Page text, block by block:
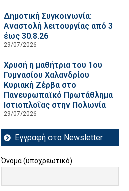
Δημοτική Συγκοινωνία:
Αναστολή λειτουργίας από 3
έως 30.8.26
29/07/2026
Χρυσή η μαθήτρια του 1ου
Γυμνασίου Χαλανδρίου
Κυριακή Ζέρβα στο
Πανευρωπαϊκό Πρωτάθλημα
Ιστιοπλοΐας στην Πολωνία
29/07/2026
Εγγραφή στο Newsletter
Όνομα (υποχρεωτικό)